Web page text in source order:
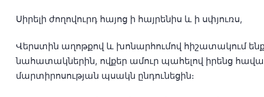
Սիրելի ժողովուրդ հայոց ի հայրենիս և ի սփյուռս,
Վերստին աղոթքով և խոնարհումով հիշատակում
նահատակներին, ովքեր ամուր պահելով իրենց
մարտիրոսության պսակն ընդունեցին։